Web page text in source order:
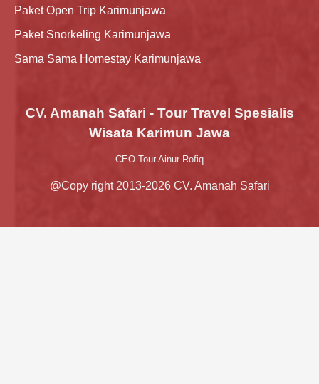
Paket Open Trip Karimunjawa
Paket Snorkeling Karimunjawa
Sama Sama Homestay Karimunjawa
CV. Amanah Safari - Tour Travel Spesialis
Wisata Karimun Jawa
CEO Tour Ainur Rofiq
@Copy right 2013-2026 CV. Amanah Safari